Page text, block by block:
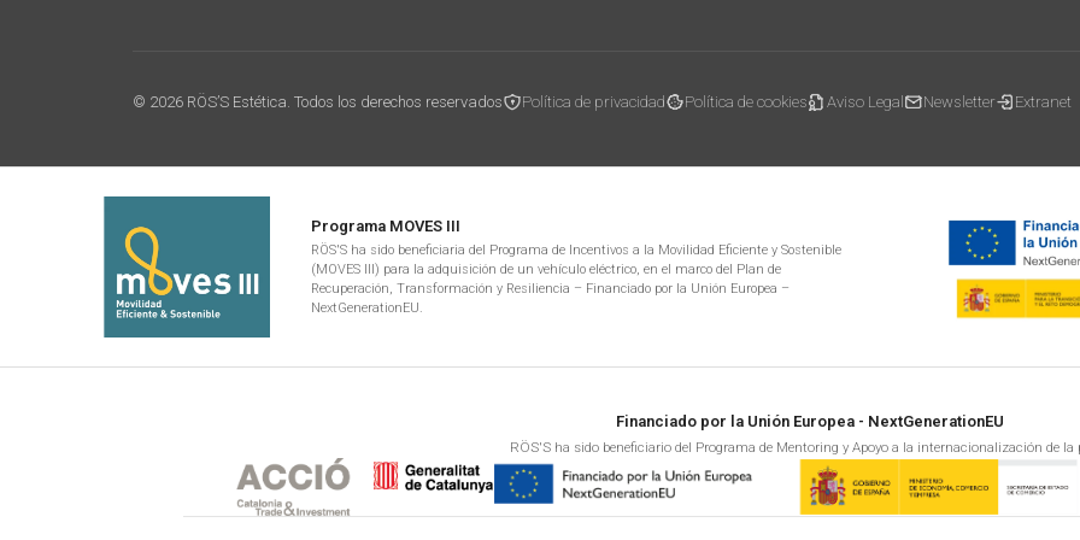
© 2026 RÖS’S Estética. Todos los derechos reservados Política de privacidad Política de cookies Aviso Legal Newsletter Extranet
Programa MOVES III
RÖS'S ha sido beneficiaria del Programa de Incentivos a la Movilidad Eficiente y Sostenible
(MOVES III) para la adquisición de un vehículo eléctrico, en el marco del Plan de
Recuperación, Transformación y Resiliencia – Financiado por la Unión Europea –
NextGenerationEU.
Financiado por la Unión Europea - NextGenerationEU
RÖS'S ha sido beneficiario del Programa de Mentoring y Apoyo a la internacionalización de la